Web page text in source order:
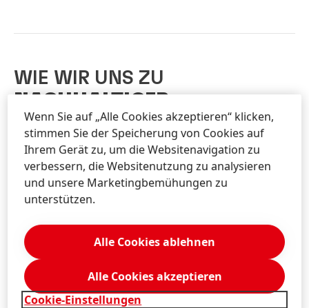
WIE WIR UNS ZU
NACHHALTIGER
GOVERNANCE
POSITIONIEREN
Wir bei Henkel haben ein hohes Interesse am Dialog
mit denjenigen, die genauso wie wir an
Meinungsvielfalt und konstruktivem Ideenaustausch
interessiert sind. Deshalb nehmen wir aktiv an
wichtigen gesellschaftspolitischen Diskussionen teil
öffentlichem Interesse näher.
Wenn Sie auf „Alle Cookies akzeptieren“ klicken,
stimmen Sie der Speicherung von Cookies auf
Ihrem Gerät zu, um die Websitenavigation zu
verbessern, die Websitenutzung zu analysieren
und unsere Marketingbemühungen zu
unterstützen.
Cookie-Einstellungen
Alle Cookies ablehnen
Alle Cookies akzeptieren